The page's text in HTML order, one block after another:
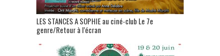
LES STANCES A SOPHIE au ciné-club Le 7e
genre/Retour à l’écran